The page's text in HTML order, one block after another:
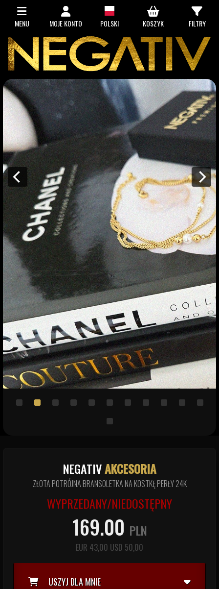
MENU MOJE KONTO POLSKI KOSZYK FILTRY
NEGATIVAKCESORIA
ZŁOTA POTRÓJNA BRANSOLETKA NA KOSTKĘ PERŁY 24K
WYPRZEDANY/NIEDOSTĘPNY
169.00 PLN
EUR 43,00 USD 50,00
USZYJ DLA MNIE